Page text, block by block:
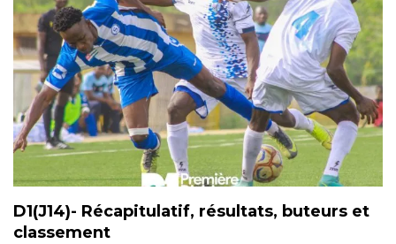
D1(J14)- Récapitulatif, résultats, buteurs et
classement